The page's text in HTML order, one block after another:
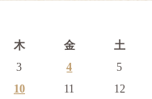
木 金
土
3 4
5
10 11 12